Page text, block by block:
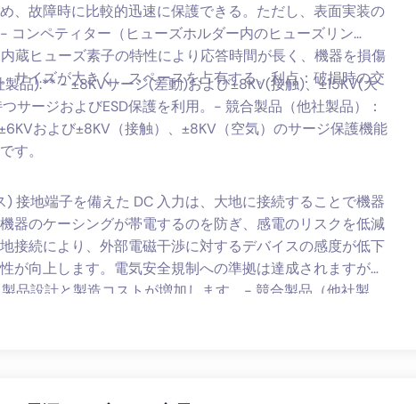
、故障時に比較的迅速に保護できる。ただし、表面実装の
コンペティター（ヒューズホルダー内のヒューズリン
蔵ヒューズ素子の特性により応答時間が長く、機器を損傷
サイズが大きく、スペースを占有する。利点：破損時の交
品):** - ±8KVサージ(差動)および±8KV(接触)、±15KV(大
サージおよびESD保護を利用。- 競合製品（他社製品）：
および±8KV（接触）、±8KV（空気）のサージ保護機能
す。
) 接地端子を備えた DC 入力は、大地に接続することで機器
器のケーシングが帯電するのを防ぎ、感電のリスクを低減
接続により、外部電磁干渉に対するデバイスの感度が低下
が向上します。電気安全規制への準拠は達成されますが、
品設計と製造コストが増加します。- 競合製品（他社製